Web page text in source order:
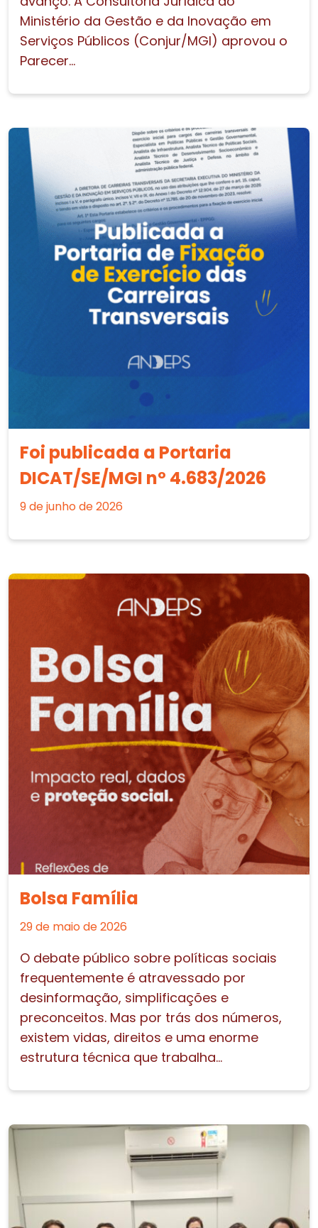
Ministério da Gestão e da Inovação em
Serviços Públicos (Conjur/MGI) aprovou o
Parecer...
Foi publicada a Portaria
DICAT/SE/MGI nº 4.683/2026
9 de junho de 2026
Bolsa Família
29 de maio de 2026
O debate público sobre políticas sociais
frequentemente é atravessado por
desinformação, simplificações e
preconceitos. Mas por trás dos números,
existem vidas, direitos e uma enorme
estrutura técnica que trabalha...